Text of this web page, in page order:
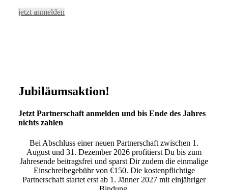
jetzt anmelden
Jubiläumsaktion!
Jetzt Partnerschaft anmelden und bis Ende des Jahres
nichts zahlen
Bei Abschluss einer neuen Partnerschaft zwischen 1.
August und 31. Dezember 2026 profitierst Du bis zum
Jahresende beitragsfrei und sparst Dir zudem die einmalige
Einschreibegebühr von €150. Die kostenpflichtige
Partnerschaft startet erst ab 1. Jänner 2027 mit einjähriger